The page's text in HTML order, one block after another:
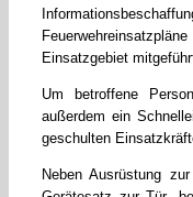
Einsatzgebiet
Um betroffene
außerdem ein
geschulten
Neben Ausrüstung